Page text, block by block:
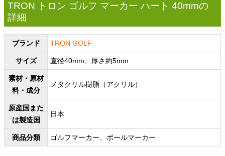
TRON トロン ゴルフ マーカー ハート 40mmの
詳細
ブランド TRON GOLF
サイズ 直径40mm、厚さ約5mm
素材・原材
料・成分
メタクリル樹脂（アクリル）
原産国また
は製造国
日本
商品分類 ゴルフマーカー、ボールマーカー